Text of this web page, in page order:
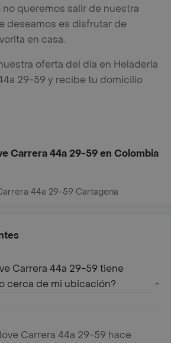
queremos salir de nuestra
deseamos es disfrutar de
en casa.
oferta del día en Heladeria
29-59 y recibe tu domicilio
Carrera 44a 29-59 en Colombia
44a 29-59 Cartagena
Carrera 44a 29-59 tiene
cerca de mi ubicación?
Carrera 44a 29-59 hace